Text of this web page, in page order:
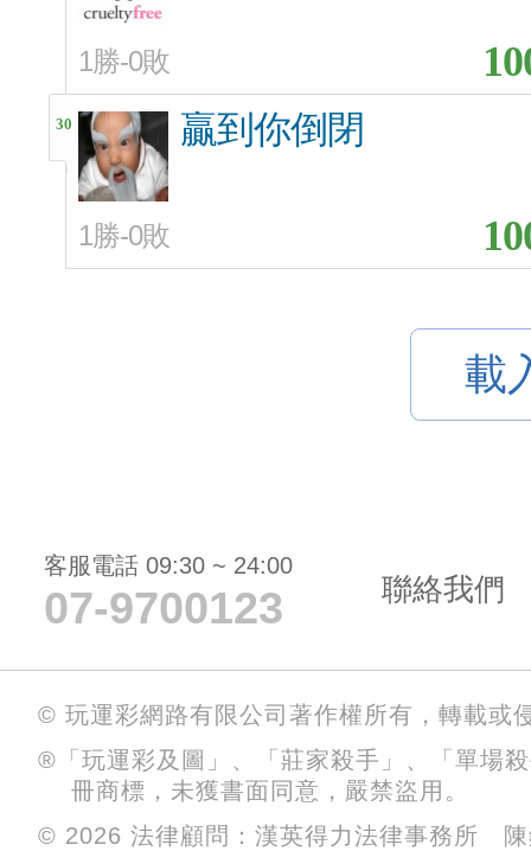
1勝-0敗
30 贏到你倒閉
1勝-0敗
載
客服電話 09:30 ~ 24:00
07-9700123 聯絡我們
© 玩運彩網路有限公司著作權所有，轉載或
®「玩運彩及圖」、「莊家殺手」、「單場
冊商標，未獲書面同意，嚴禁盜用。
© 2026 法律顧問：漢英得力法律事務所 陳